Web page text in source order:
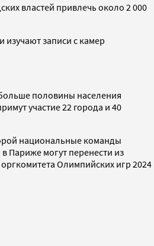
властей привлечь около 2 000
записи с камер
половины населения
участие 22 города и 40
национальные команды
Париже могут перенести из
Олимпийских игр 2024